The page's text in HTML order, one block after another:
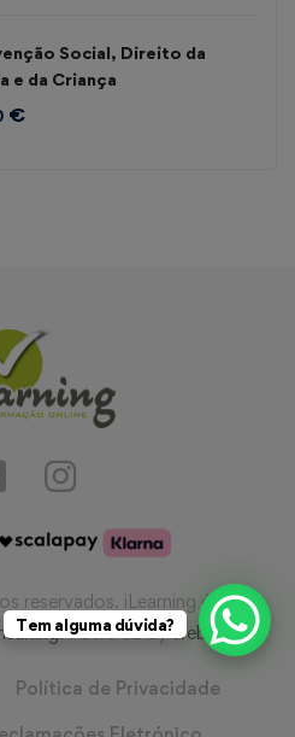
Social, Direito da
e da Criança
€
reservados. iLearning é uma
. Powered bywebIQ.
Política de Privacidade
Tem alguma dúvida?